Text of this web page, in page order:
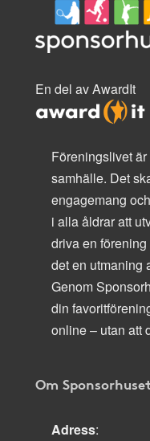
En del av AwardIt
Föreningslivet
samhälle. Det
engagemang
i alla åldrar att
driva en
det en utmaning
Genom
din
online – utan att
Om
Adress: